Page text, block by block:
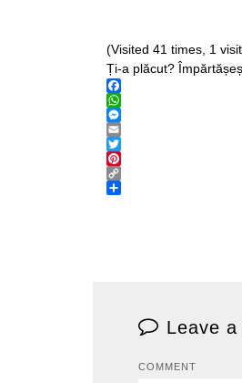
(Visited 41 times, 1
Ți-a plăcut?
Facebook
WhatsApp
Messenger
Email
Twitter
Pinterest
Copy
Leave
COMMENT